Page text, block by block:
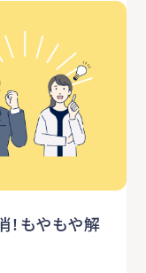
！もやもや解